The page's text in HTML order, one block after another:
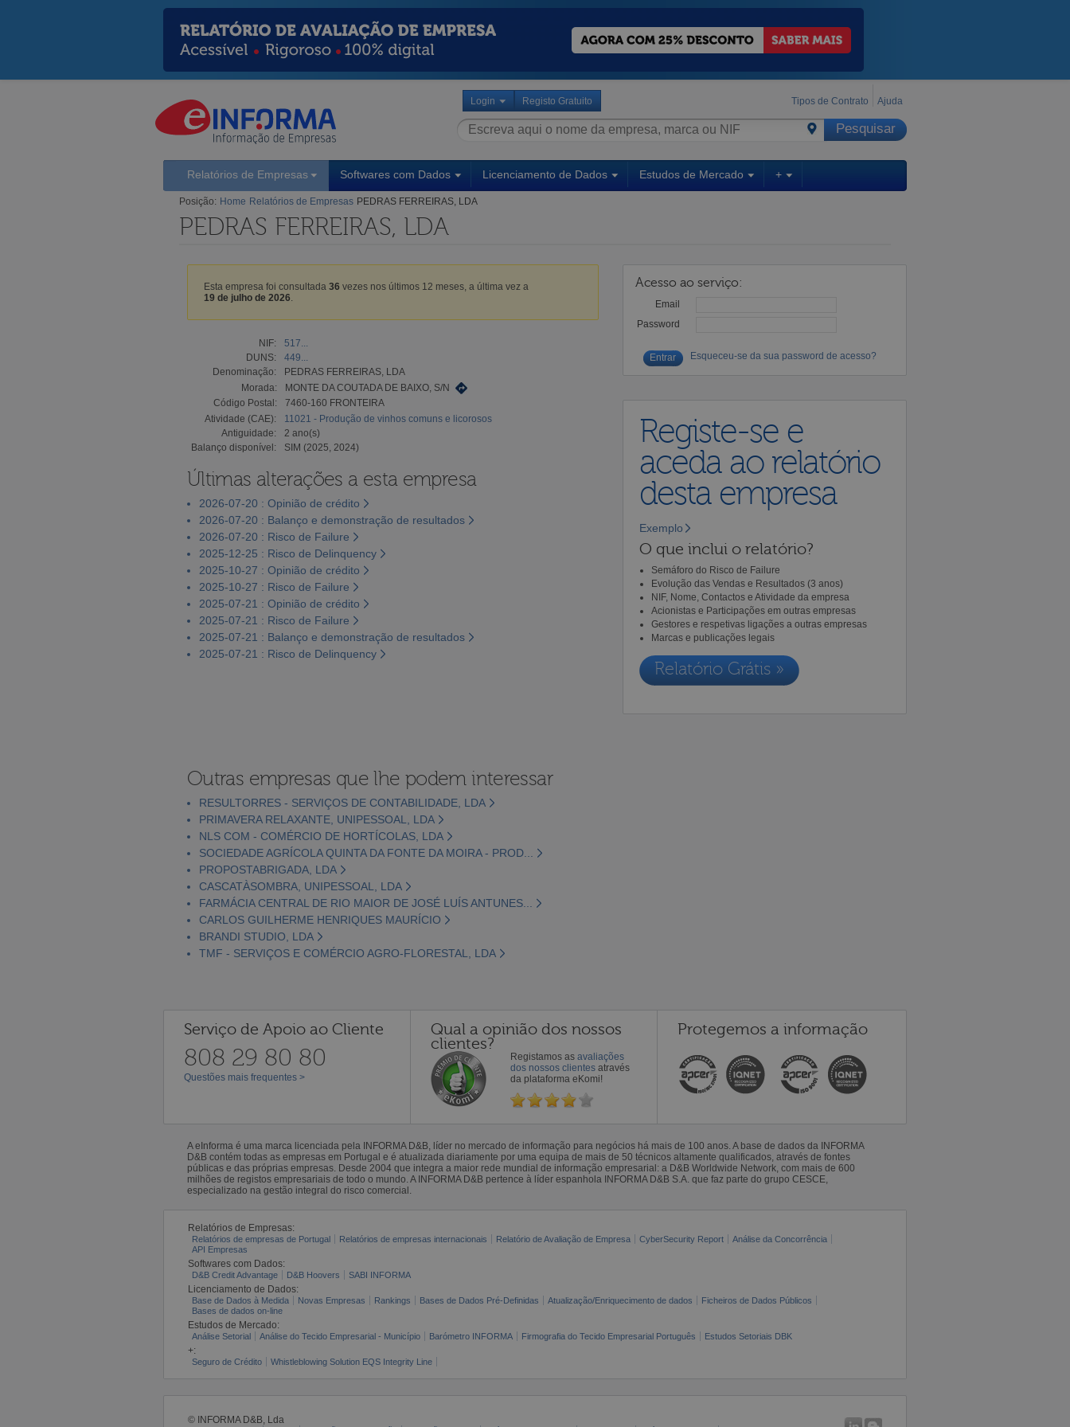
Login Registo Gratuito Tipos de Contrato Ajuda
Relatórios de Empresas Softwares com Dados Licenciamento de Dados Estudos de Mercado +
Posição: Home Relatórios de Empresas PEDRAS FERREIRAS, LDA
PEDRAS FERREIRAS, LDA
Esta empresa foi consultada 36 vezes nos últimos 12 meses, a última vez a
19 de julho de 2026
NIF:
517...
DUNS:
449...
Denominação:
PEDRAS FERREIRAS, LDA
Morada:
MONTE DA COUTADA DE BAIXO, S/N
Código Postal:
7460-160 FRONTEIRA
Atividade (CAE):
11021 - Produção de vinhos comuns e licorosos
Antiguidade:
2 ano(s)
Balanço disponível:
SIM (2025, 2024)
Últimas alterações a esta empresa
2026-07-20 : Opinião de crédito
2026-07-20 : Balanço e demonstração de resultados
2026-07-20 : Risco de Failure
2025-12-25 : Risco de Delinquency
2025-10-27 : Opinião de crédito
2025-10-27 : Risco de Failure
2025-07-21 : Opinião de crédito
2025-07-21 : Risco de Failure
2025-07-21 : Balanço e demonstração de resultados
2025-07-21 : Risco de Delinquency
Acesso ao serviço:
Email
Password
Esqueceu-se da sua password de acesso?
Registe-se e
aceda ao relatório
desta empresa
Exemplo
O que inclui o relatório?
Semáforo do Risco de Failure
Evolução das Vendas e Resultados (3 anos)
NIF, Nome, Contactos e Atividade da empresa
Acionistas e Participações em outras empresas
Gestores e respetivas ligações a outras empresas
Marcas e publicações legais
Relatório Grátis »
Outras empresas que lhe podem interessar
RESULTORRES - SERVIÇOS DE CONTABILIDADE, LDA
PRIMAVERA RELAXANTE, UNIPESSOAL, LDA
NLS COM - COMÉRCIO DE HORTÍCOLAS, LDA
SOCIEDADE AGRÍCOLA QUINTA DA FONTE DA MOIRA - PROD...
PROPOSTABRIGADA, LDA
CASCATÀSOMBRA, UNIPESSOAL, LDA
FARMÁCIA CENTRAL DE RIO MAIOR DE JOSÉ LUÍS ANTUNES...
CARLOS GUILHERME HENRIQUES MAURÍCIO
BRANDI STUDIO, LDA
TMF - SERVIÇOS E COMÉRCIO AGRO-FLORESTAL, LDA
Serviço de Apoio ao Cliente
808 29 80 80
Questões mais frequentes >
Qual a opinião dos nossos
clientes?
Registamos as avaliações
dos nossos clientes através
da plataforma eKomi!
Protegemos a informação
A eInforma é uma marca licenciada pela INFORMA D&B, líder no mercado de informação para negócios há mais de 100 anos. A base de dados da INFORMA
D&B contém todas as empresas em Portugal e é atualizada diariamente por uma equipa de mais de 50 técnicos altamente qualificados, através de fontes
públicas e das próprias empresas. Desde 2004 que integra a maior rede mundial de informação empresarial: a D&B Worldwide Network, com mais de 600
milhões de registos empresariais de todo o mundo. A INFORMA D&B pertence à líder espanhola INFORMA D&B S.A. que faz parte do grupo CESCE,
especializado na gestão integral do risco comercial.
Relatórios de Empresas:
Relatórios de empresas de Portugal Relatórios de empresas internacionais Relatório de Avaliação de Empresa CyberSecurity Report
Análise da Concorrência
API Empresas
Softwares com Dados:
D&B Credit Advantage D&B Hoovers SABI INFORMA
Licenciamento de Dados:
Base de Dados à Medida Novas Empresas Rankings Bases de Dados Pré-Definidas Atualização/Enriquecimento de dados
Ficheiros de Dados Públicos
Bases de dados on-line
Estudos de Mercado:
Análise Setorial Análise do Tecido Empresarial - Município Barómetro INFORMA Firmografia do Tecido Empresarial Português Estudos Setoriais DBK
+:
Seguro de Crédito Whistleblowing Solution EQS Integrity Line
© INFORMA D&B, Lda